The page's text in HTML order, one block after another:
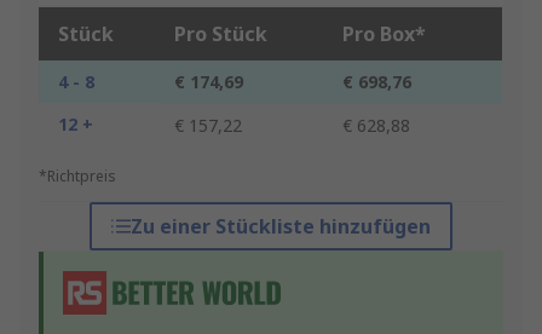
Stück Pro Stück Pro Box*
4 - 8 € 174,69
€ 698,76
12 +
€ 157,22 € 628,88
*Richtpreis
Zu einer Stückliste hinzufügen